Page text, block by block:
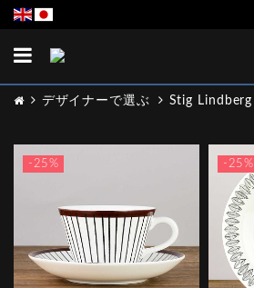
Toggle
デザイナーで選ぶ Stig Lindberg
-25% -25%